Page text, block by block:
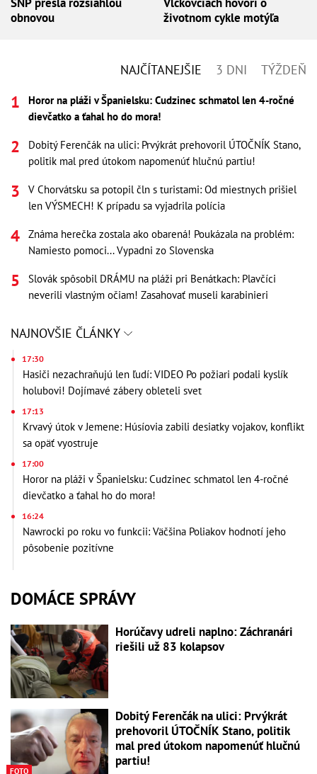
SNP prešla rozsiahlou
obnovou
Vlčkovciach hovorí o
životnom cykle motýľa
NAJČÍTANEJŠIE 3 DNI TÝŽDEŇ
Horor na pláži v Španielsku: Cudzinec schmatol len 4-ročné
dievčatko a ťahal ho do mora!
Dobitý Ferenčák na ulici: Prvýkrát prehovoril ÚTOČNÍK Stano,
politik mal pred útokom napomenúť hlučnú partiu!
V Chorvátsku sa potopil čln s turistami: Od miestnych prišiel
len VÝSMECH! K prípadu sa vyjadrila polícia
Známa herečka zostala ako obarená! Poukázala na problém:
Namiesto pomoci... Vypadni zo Slovenska
Slovák spôsobil DRÁMU na pláži pri Benátkach: Plavčíci
neverili vlastným očiam! Zasahovať museli karabinieri
NAJNOVŠIE ČLÁNKY
17:30
Hasiči nezachraňujú len ľudí: VIDEO Po požiari podali kyslík
holubovi! Dojímavé zábery obleteli svet
17:13
Krvavý útok v Jemene: Húsíovia zabili desiatky vojakov, konflikt
sa opäť vyostruje
17:00
Horor na pláži v Španielsku: Cudzinec schmatol len 4-ročné
dievčatko a ťahal ho do mora!
16:24
Nawrocki po roku vo funkcii: Väčšina Poliakov hodnotí jeho
pôsobenie pozitívne
DOMÁCE SPRÁVY
Horúčavy udreli naplno: Záchranári
riešili už 83 kolapsov
FOTO
Dobitý Ferenčák na ulici: Prvýkrát
prehovoril ÚTOČNÍK Stano, politik
mal pred útokom napomenúť hlučnú
partiu!